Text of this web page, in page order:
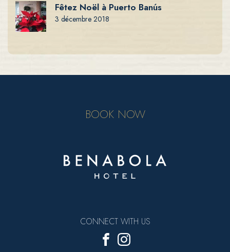
Fêtez Noël à Puerto Banús
3 décembre 2018
BOOK NOW
CONNECT WITH US